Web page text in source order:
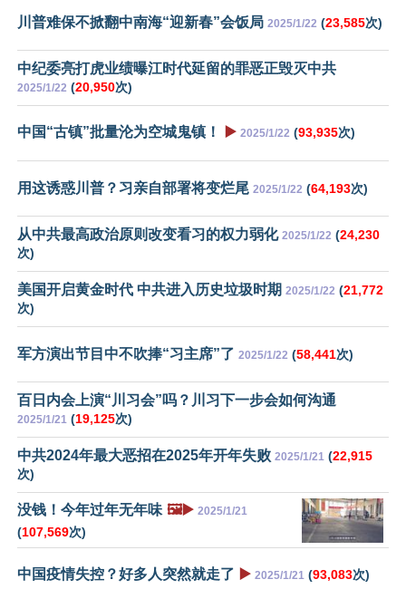
川普难保不掀翻中南海“迎新春”会饭局 2025/1/22 (23,585次)
中纪委亮打虎业绩曝江时代延留的罪恶正毁灭中共
2025/1/22 (20,950次)
中国“古镇”批量沦为空城鬼镇！ ▶️ 2025/1/22 (93,935次)
用这诱惑川普？习亲自部署将变烂尾 2025/1/22 (64,193次)
从中共最高政治原则改变看习的权力弱化 2025/1/22 (24,230
次)
美国开启黄金时代 中共进入历史垃圾时期 2025/1/22 (21,772
次)
军方演出节目中不吹捧“习主席”了 2025/1/22 (58,441次)
百日内会上演“川习会”吗？川习下一步会如何沟通
2025/1/21 (19,125次)
中共2024年最大恶招在2025年开年失败 2025/1/21 (22,915
次)
没钱！今年过年无年味 🖼️▶️ 2025/1/21
(107,569次)
中国疫情失控？好多人突然就走了 ▶️ 2025/1/21 (93,083次)